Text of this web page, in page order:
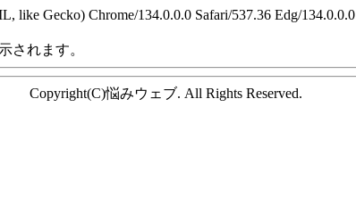
Gecko) Chrome/134.0.0.0 Safari/537.36 Edg/134.0.0.0
されます。
Copyright(C)悩みウェブ. All Rights Reserved.